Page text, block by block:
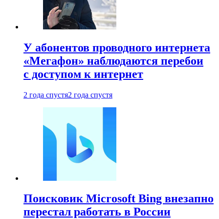
У абонентов проводного интернета
«Мегафон» наблюдаются перебои
с доступом к интернет
2 года спустя2 года спустя
Поисковик Microsoft Bing внезапно
перестал работать в России